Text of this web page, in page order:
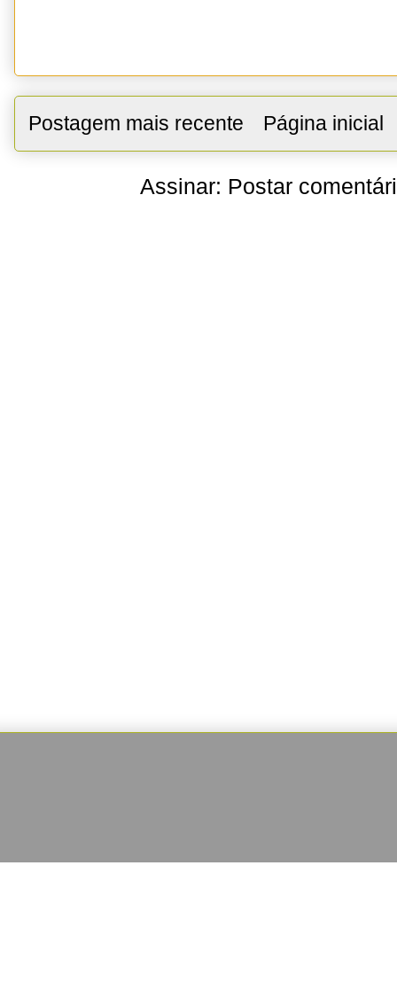
Postagem mais recente Página inicial
Assinar: Postar